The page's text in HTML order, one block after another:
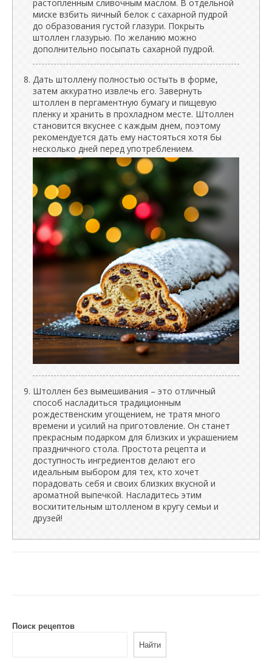
растопленным сливочным маслом. В отдельной
миске взбить яичный белок с сахарной пудрой
до образования густой глазури. Покрыть
штоллен глазурью. По желанию можно
дополнительно посыпать сахарной пудрой.
Дать штоллену полностью остыть в форме,
затем аккуратно извлечь его. Завернуть
штоллен в пергаментную бумагу и пищевую
пленку и хранить в прохладном месте. Штоллен
становится вкуснее с каждым днем, поэтому
рекомендуется дать ему настояться хотя бы
несколько дней перед употреблением.
Штоллен без вымешивания – это отличный
способ насладиться традиционным
рождественским угощением, не тратя много
времени и усилий на приготовление. Он станет
прекрасным подарком для близких и украшением
праздничного стола. Простота рецепта и
доступность ингредиентов делают его
идеальным выбором для тех, кто хочет
порадовать себя и своих близких вкусной и
ароматной выпечкой. Насладитесь этим
восхитительным штолленом в кругу семьи и
друзей!
Поиск рецептов
Найти